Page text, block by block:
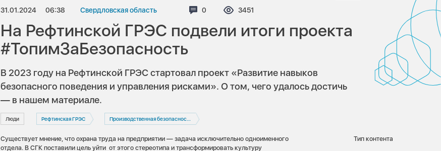
31.01.2024 06:38 Свердловская область Комментариев:
0 Просмотров:
3451
На Рефтинской ГРЭС подвели итоги проекта
#ТопимЗаБезопасность
В 2023 году на Рефтинской ГРЭС стартовал проект «Развитие навыков
безопасного поведения и управления рисками». О том, чего удалось достичь
— в нашем материале.
Люди Рефтинская ГРЭС Производственная безопасность
Существует мнение, что охрана труда на предприятии — задача исключительно одноименного
отдела. В СГК поставили цель уйти от этого стереотипа и трансформировать культуру
Тип контента